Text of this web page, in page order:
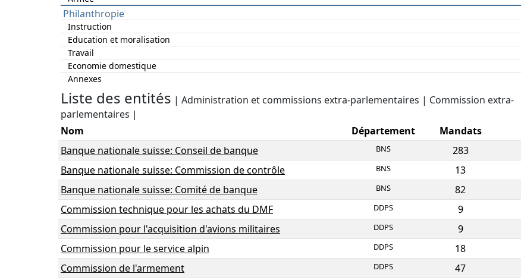
Philanthropie
Instruction
Education et moralisation
Travail
Economie domestique
Annexes
Liste des entités | Administration et commissions extra-parlementaires | Commission extra-
parlementaires |
Nom
Département Mandats
Banque nationale suisse: Conseil de banque
BNS
283
Banque nationale suisse: Commission de contrôle
BNS
13
Banque nationale suisse: Comité de banque
BNS
82
Commission technique pour les achats du DMF
DDPS
9
Commission pour l'acquisition d'avions militaires
DDPS
9
Commission pour le service alpin
DDPS
18
Commission de l'armement
DDPS
47